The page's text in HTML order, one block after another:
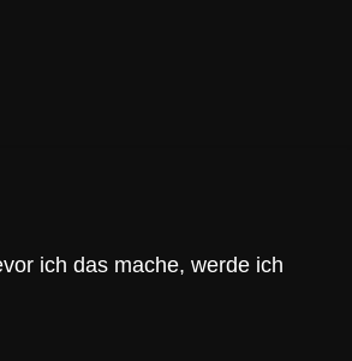
ich das mache, werde ich